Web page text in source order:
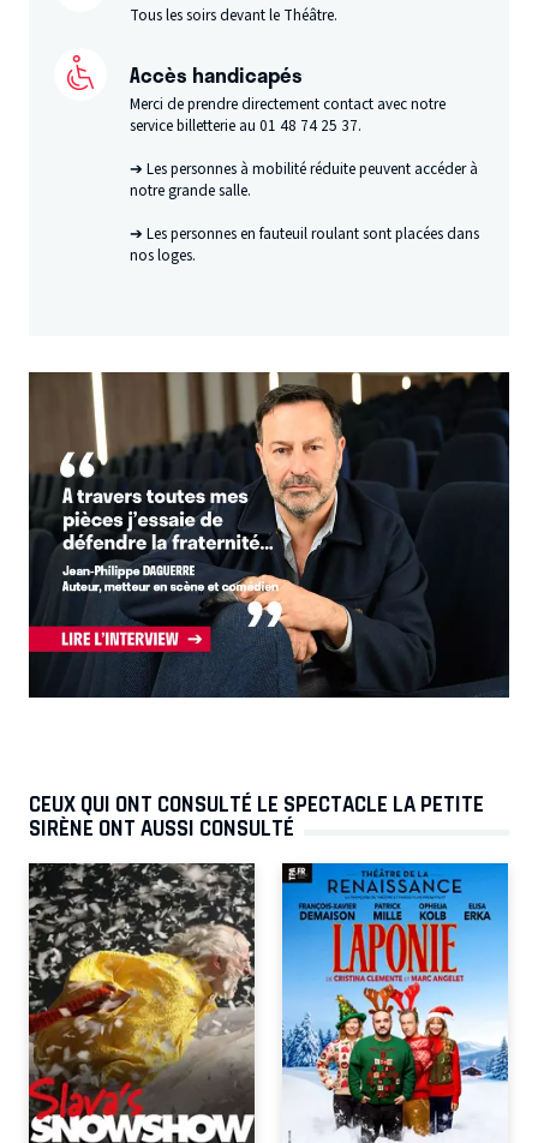
Tous les soirs devant le Théâtre.
Accès handicapés
Merci de prendre directement contact avec notre
service billetterie au 01 48 74 25 37.
➔ Les personnes à mobilité réduite peuvent accéder à
notre grande salle.
➔ Les personnes en fauteuil roulant sont placées dans
nos loges.
CEUX QUI ONT CONSULTÉ LE SPECTACLE LA PETITE
SIRÈNE ONT AUSSI CONSULTÉ